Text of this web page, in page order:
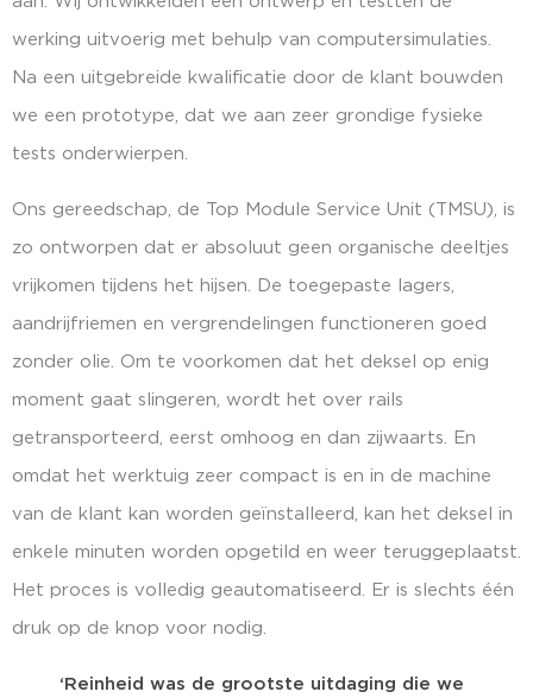
werking uitvoerig met behulp van computersimulaties.
Na een uitgebreide kwalificatie door de klant bouwden
we een prototype, dat we aan zeer grondige fysieke
tests onderwierpen.
Ons gereedschap, de Top Module Service Unit (TMSU), is
zo ontworpen dat er absoluut geen organische deeltjes
vrijkomen tijdens het hijsen. De toegepaste lagers,
aandrijfriemen en vergrendelingen functioneren goed
zonder olie. Om te voorkomen dat het deksel op enig
moment gaat slingeren, wordt het over rails
getransporteerd, eerst omhoog en dan zijwaarts. En
omdat het werktuig zeer compact is en in de machine
van de klant kan worden geïnstalleerd, kan het deksel in
enkele minuten worden opgetild en weer teruggeplaatst.
Het proces is volledig geautomatiseerd. Er is slechts één
druk op de knop voor nodig.
‘Reinheid was de grootste uitdaging die we